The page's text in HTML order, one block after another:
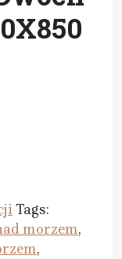
Tags:
morzem,
,